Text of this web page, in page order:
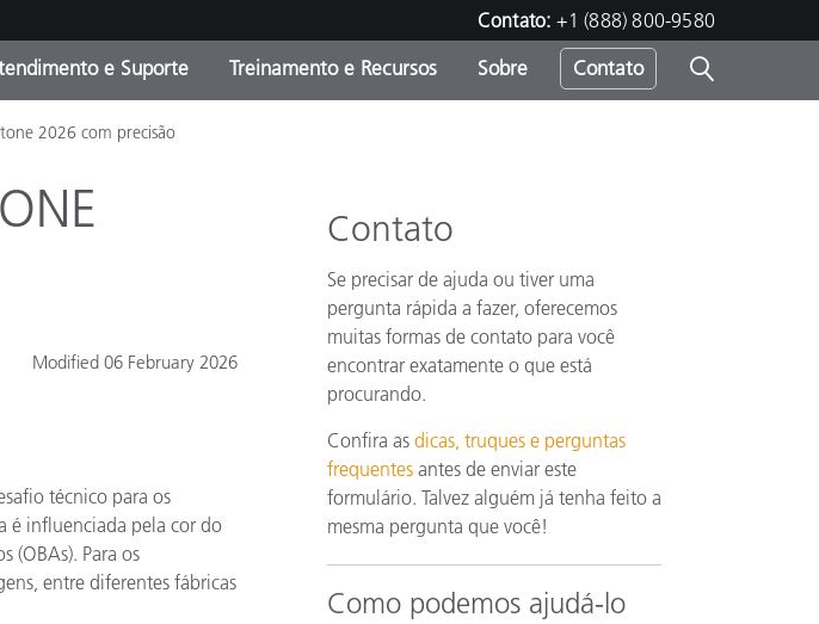
Contato: +1 (888) 800-9580
Produtos fora de linha -
Promoções vigentes
OEM Display & Printer
Produtos Eletrônicos
Papel
e Suporte
Contate nossa equipe
Treinamento e Recursos
Consultas e Auditorias
Sobre Contato
2026 com precisão
Modified 06 February 2026
técnico para os
é influenciada pela cor do
(OBAs). Para os
entre diferentes fábricas
Contato
Se precisar de ajuda ou tiver uma
pergunta rápida a fazer, oferecemos
muitas formas de contato para você
encontrar exatamente o que está
procurando.
Confira as dicas, truques e perguntas
frequentes antes de enviar este
formulário. Talvez alguém já tenha feito a
mesma pergunta que você!
Como podemos ajudá-lo